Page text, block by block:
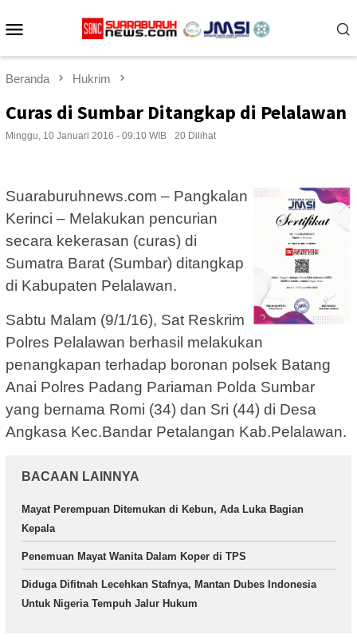
ke
Beranda Hukrim
Curas di Sumbar Ditangkap di Pelalawan
Minggu, 10 Januari 2016 - 09:10 WIB 20 Dilihat
Suaraburuhnews.com – Pangkalan
Kerinci – Melakukan pencurian
secara kekerasan (curas) di
Sumatra Barat (Sumbar) ditangkap
di Kabupaten Pelalawan.
Sabtu Malam (9/1/16), Sat Reskrim
Polres Pelalawan berhasil melakukan
penangkapan terhadap boronan polsek Batang
Anai Polres Padang Pariaman Polda Sumbar
yang bernama Romi (34) dan Sri (44) di Desa
Angkasa Kec.Bandar Petalangan Kab.Pelalawan.
BACAAN LAINNYA
Mayat Perempuan Ditemukan di Kebun, Ada Luka Bagian
Kepala
Penemuan Mayat Wanita Dalam Koper di TPS
Diduga Difitnah Lecehkan Stafnya, Mantan Dubes Indonesia
Untuk Nigeria Tempuh Jalur Hukum